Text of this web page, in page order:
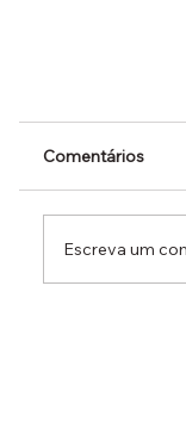
Comentários
Escreva um